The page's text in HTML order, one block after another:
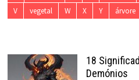
V
vegetal W X Y árvore
18
Demónios